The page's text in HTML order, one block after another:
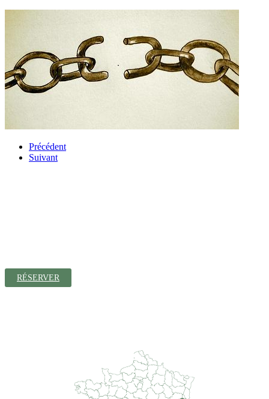
Précédent
Suivant
RÉSERVER